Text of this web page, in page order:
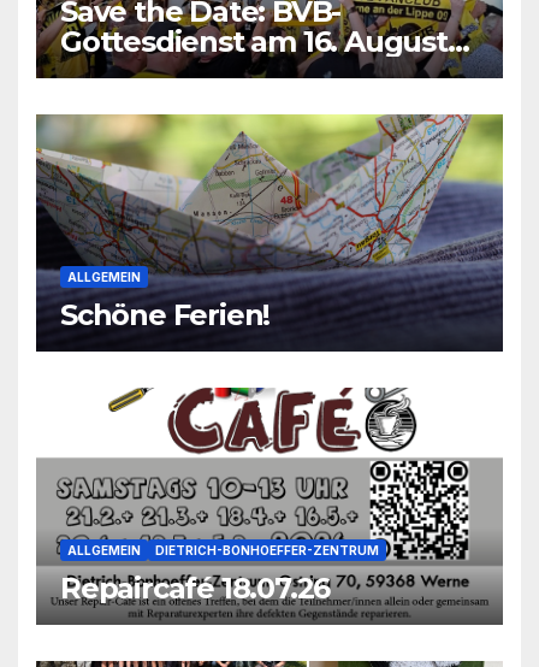
Save the Date: BVB-
Gottesdienst am 16. August
2026
ALLGEMEIN
Schöne Ferien!
ALLGEMEIN DIETRICH-BONHOEFFER-ZENTRUM
Repaircafé 18.07.26